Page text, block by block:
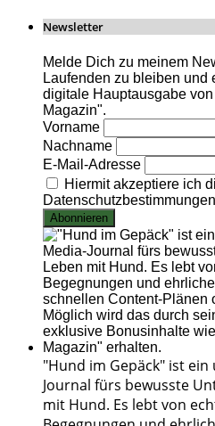
Newsletter
Melde Dich zu meinem
Laufenden zu bleiben und
digitale Hauptausgabe
Magazin".
Vorname
Nachname
E-Mail-Adresse
Hiermit akzeptiere ich
Datenschutzbestimmungen
"Hund im Gepäck" ist
Journal fürs bewusste
mit Hund. Es lebt von